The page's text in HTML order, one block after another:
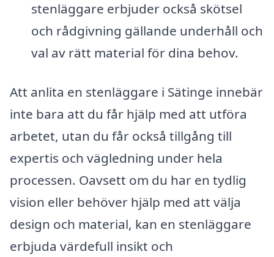
stenläggare erbjuder också skötsel
och rådgivning gällande underhåll och
val av rätt material för dina behov.
Att anlita en stenläggare i Sätinge innebär
inte bara att du får hjälp med att utföra
arbetet, utan du får också tillgång till
expertis och vägledning under hela
processen. Oavsett om du har en tydlig
vision eller behöver hjälp med att välja
design och material, kan en stenläggare
erbjuda värdefull insikt och